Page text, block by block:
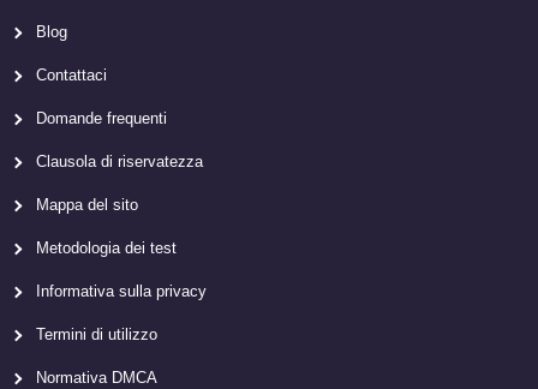
Blog
Contattaci
Domande frequenti
Clausola di riservatezza
Mappa del sito
Metodologia dei test
Informativa sulla privacy
Termini di utilizzo
Normativa DMCA